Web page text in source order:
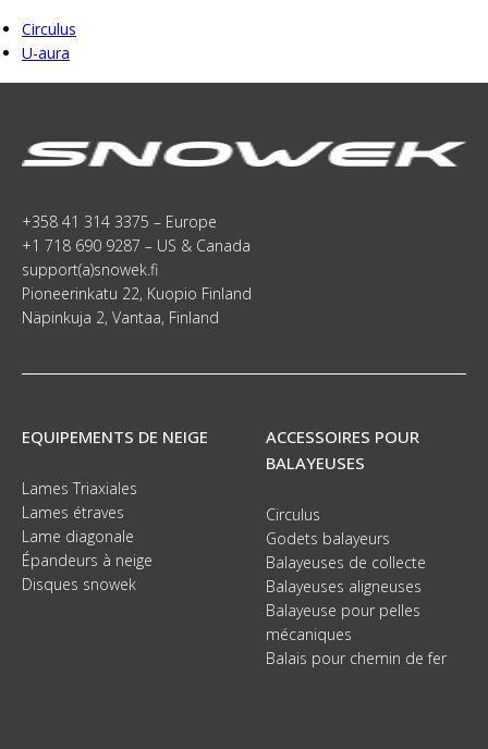
Circulus
U-aura
+358 41 314 3375 – Europe
+1 718 690 9287 – US & Canada
support(a)snowek.fi
Pioneerinkatu 22, Kuopio Finland
Näpinkuja 2, Vantaa, Finland
EQUIPEMENTS DE NEIGE
Lames Triaxiales
Lames étraves
Lame diagonale
Épandeurs à neige
Disques snowek
ACCESSOIRES POUR
BALAYEUSES
Circulus
Godets balayeurs
Balayeuses de collecte
Balayeuses aligneuses
Balayeuse pour pelles
mécaniques
Balais pour chemin de fer